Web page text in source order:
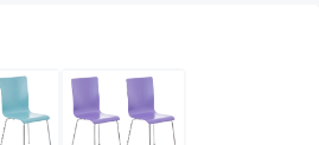
lila